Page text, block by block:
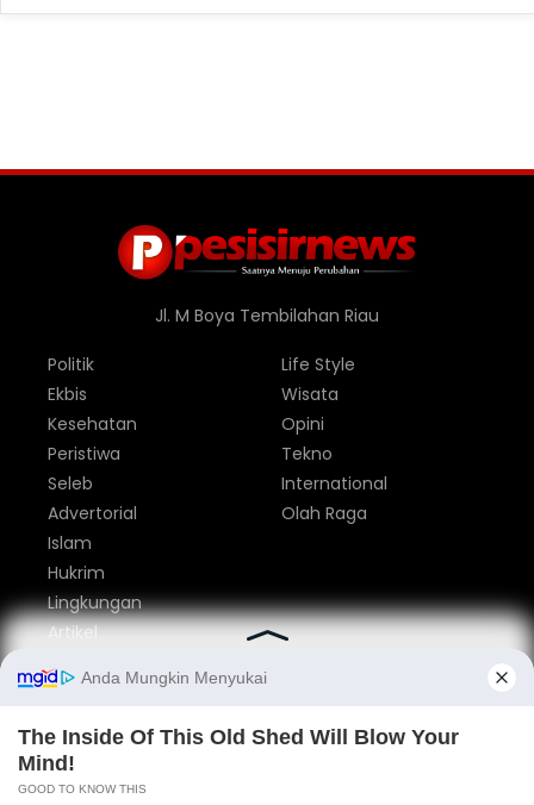
Jl. M Boya Tembilahan Riau
Politik
Ekbis
Kesehatan
Peristiwa
Seleb
Advertorial
Life Style
Wisata
Opini
Tekno
International
Olah Raga
Islam
Hukrim
Lingkungan
Artikel
Parlemen
Nasional
Tentang Kami